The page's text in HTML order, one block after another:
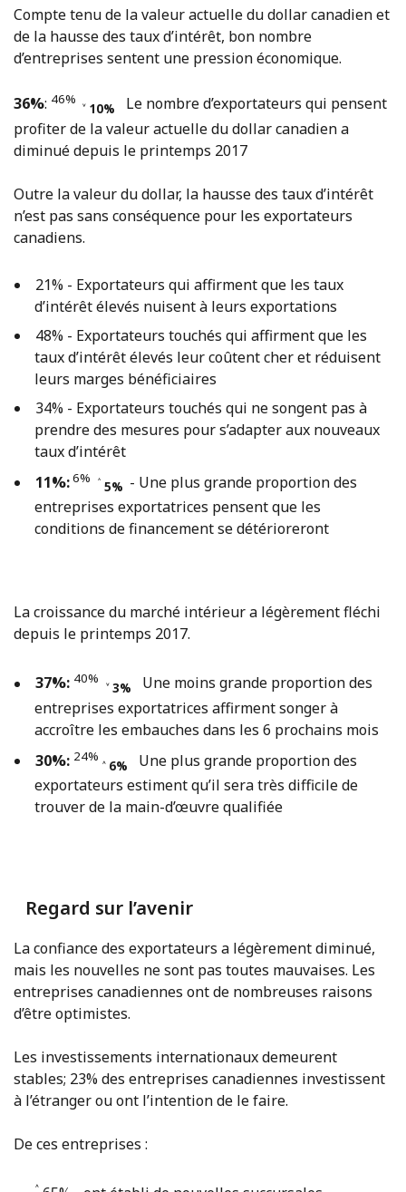
Compte tenu de la valeur actuelle du dollar canadien et
de la hausse des taux d’intérêt, bon nombre
d’entreprises sentent une pression économique.
36%: 46%
˅ 10%
Le nombre d’exportateurs qui pensent
profiter de la valeur actuelle du dollar canadien a
diminué depuis le printemps 2017
Outre la valeur du dollar, la hausse des taux d’intérêt
n’est pas sans conséquence pour les exportateurs
canadiens.
21% - Exportateurs qui affirment que les taux
d’intérêt élevés nuisent à leurs exportations
48% - Exportateurs touchés qui affirment que les
taux d’intérêt élevés leur coûtent cher et réduisent
leurs marges bénéficiaires
34% - Exportateurs touchés qui ne songent pas à
prendre des mesures pour s’adapter aux nouveaux
taux d’intérêt
11%:6% ˄ 5% - Une plus grande proportion des
entreprises exportatrices pensent que les
conditions de financement se détérioreront
La croissance du marché intérieur a légèrement fléchi
depuis le printemps 2017.
37%: 40%
˅ 3%
Une moins grande proportion des
entreprises exportatrices affirment songer à
accroître les embauches dans les 6 prochains mois
30%: 24%
˄ 6%
Une plus grande proportion des
exportateurs estiment qu’il sera très difficile de
trouver de la main-d’œuvre qualifiée
Regard sur l’avenir
La confiance des exportateurs a légèrement diminué,
mais les nouvelles ne sont pas toutes mauvaises. Les
entreprises canadiennes ont de nombreuses raisons
d’être optimistes.
Les investissements internationaux demeurent
stables; 23% des entreprises canadiennes investissent
à l’étranger ou ont l’intention de le faire.
De ces entreprises :
˄